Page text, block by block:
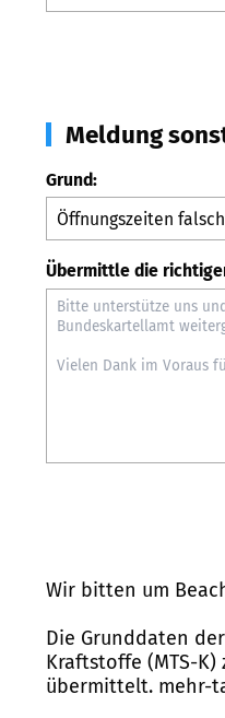
Meldung
Grund:
Übermittle die
Wir bitten um
Die Grunddaten
Kraftstoffe (MTS-
übermittelt. mehr-